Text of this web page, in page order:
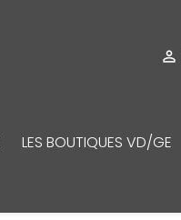

LES BOUTIQUES VD/GE